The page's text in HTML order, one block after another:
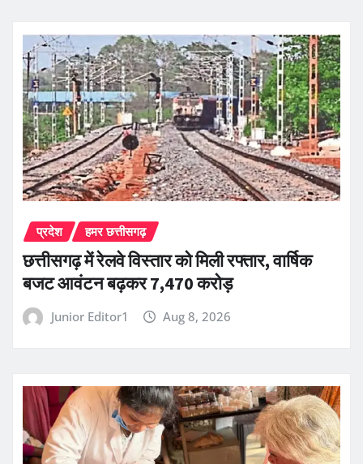
प्रदेश हमर छत्तीसगढ़
छत्तीसगढ़ में रेलवे विस्तार को मिली रफ्तार, वार्षिक
बजट आवंटन बढ़कर 7,470 करोड़
Junior Editor1 Aug 8, 2026